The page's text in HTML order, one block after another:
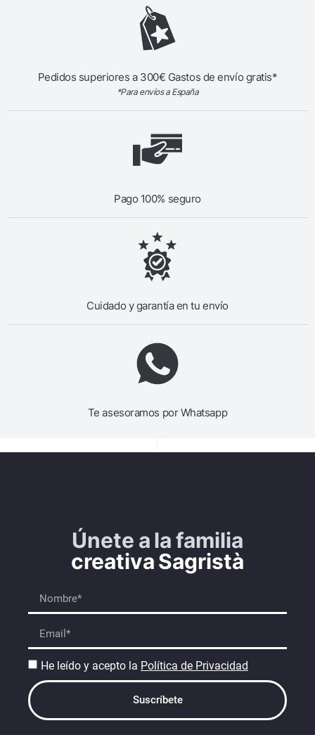
Pedidos superiores a 300€ Gastos de envío gratis*
*Para envíos a España
Pago 100% seguro
Cuidado y garantía en tu envío
Te asesoramos por Whatsapp
Únete a la familia
creativa Sagristà
He leído y acepto la Política de Privacidad
Suscríbete